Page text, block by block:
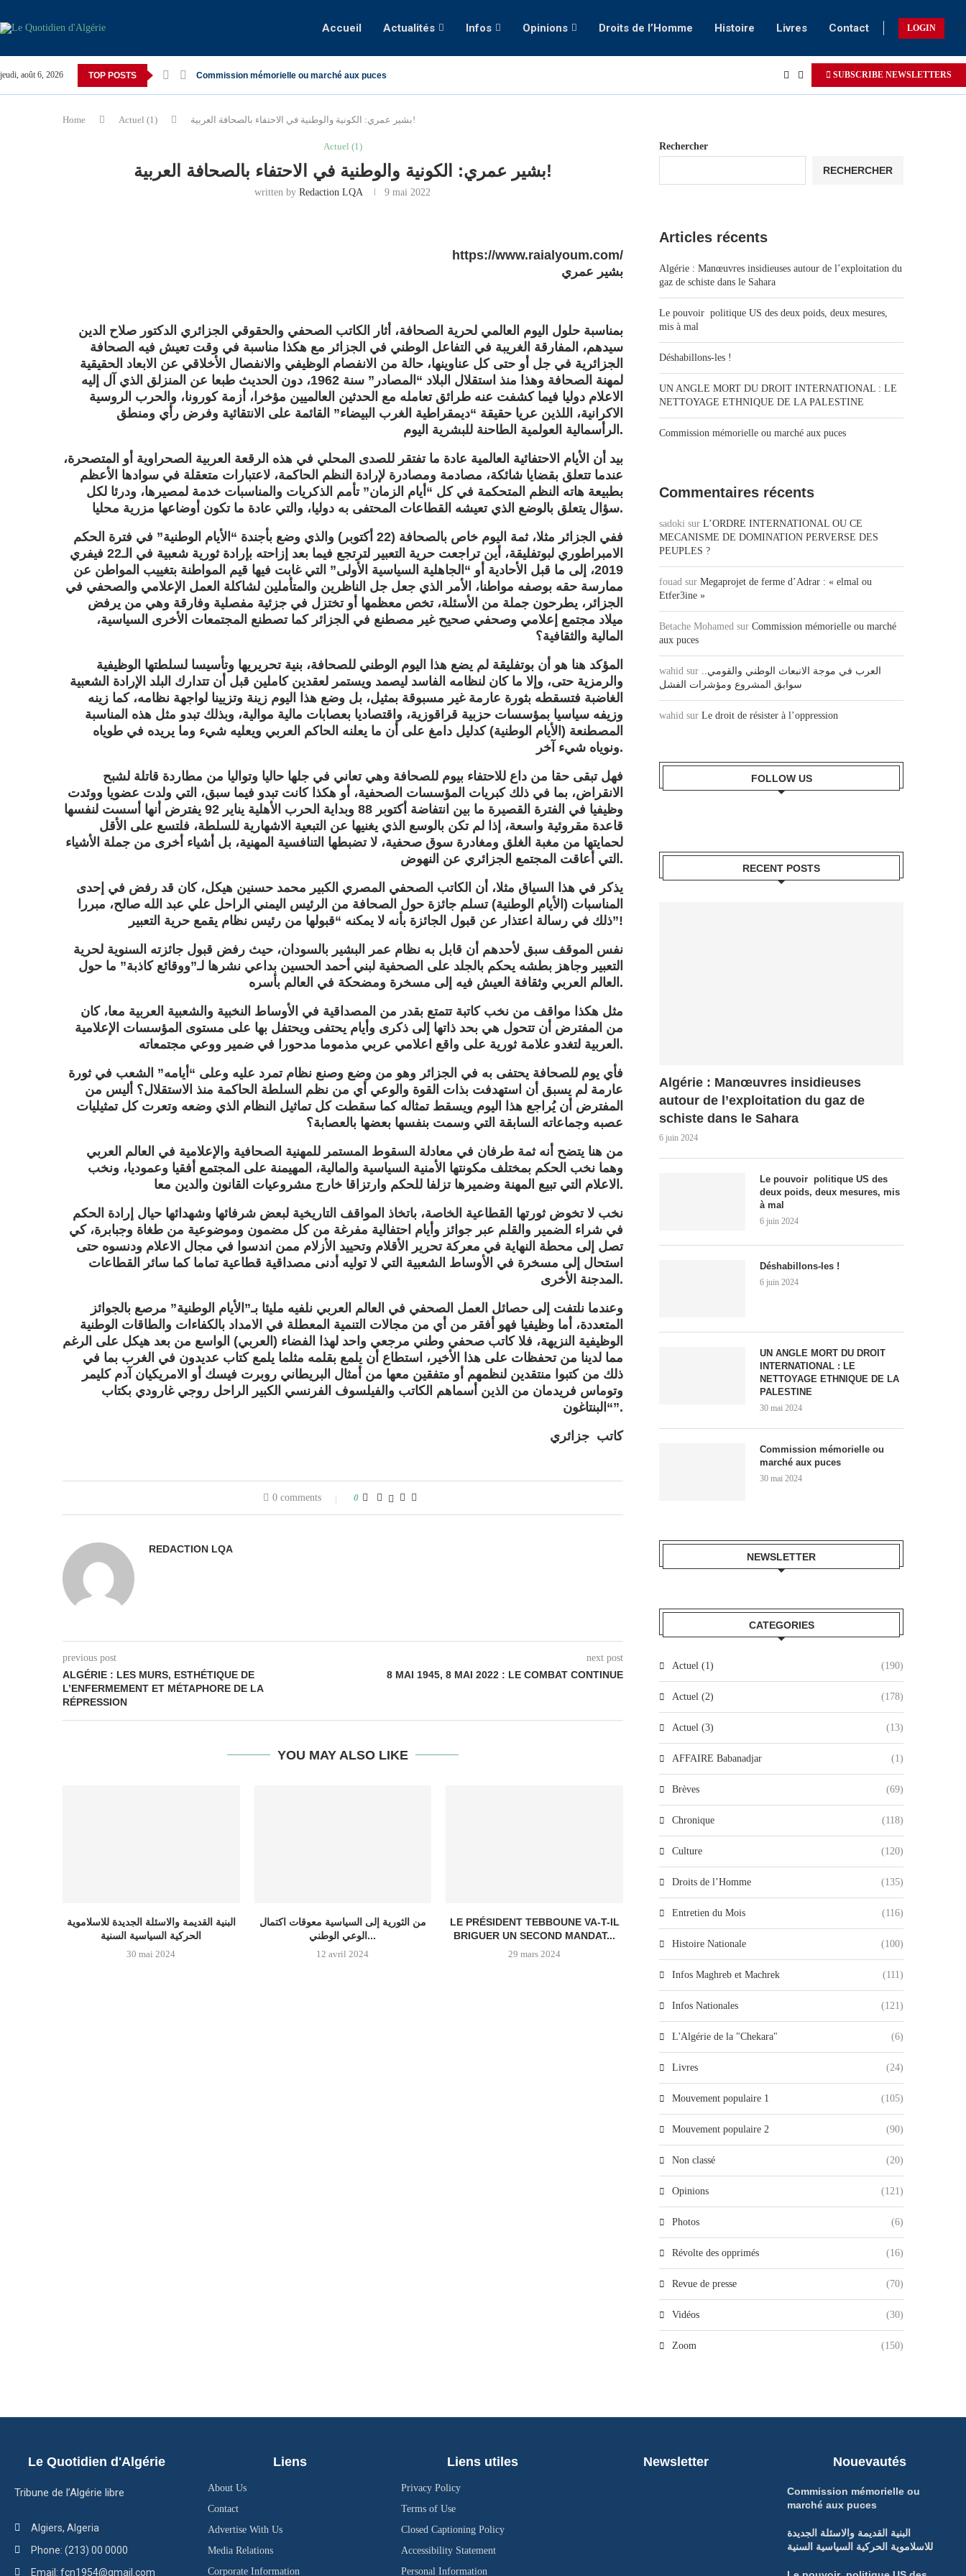
Accueil Actualités Infos Opinions Droits de l’Homme Histoire Livres Contact LOGIN
jeudi, août 6, 2026 TOP POSTS Commission mémorielle ou marché aux puces SUBSCRIBE NEWSLETTERS
Home Actuel (1) بشير عمري: الكونية والوطنية في الاحتفاء بالصحافة العربية!
Actuel (1)
بشير عمري: الكونية والوطنية في الاحتفاء بالصحافة العربية!
written byRedaction LQA 9 mai 2022
https://www.raialyoum.com/
بشير عمري
بمناسبة حلول اليوم العالمي لحرية الصحافة، أثار الكاتب الصحفي والحقوقي الجزائري الدكتور صلاح الدين
سيدهم، المفارقة الغريبة في التفاعل الوطني في الجزائر مع هكذا مناسبة في وقت تعيش فيه الصحافة
الجزائرية في جل أو حتى كل عناوينها، حالة من الانفصام الوظيفي والانفصال الأخلاقي عن الابعاد الحقيقية
لمهنة الصحافة وهذا منذ استقلال البلاد “المصادر” سنة 1962، دون الحديث طبعا عن المنزلق الذي آل إليه
الاعلام دوليا فيما كشفت عنه طرائق تعامله مع الحدثين العالميين مؤخرا، أزمة كورونا، والحرب الروسية
الاكرانية، اللذين عريا حقيقة “ديمقراطية الغرب البيضاء” القائمة على الانتقائية وفرض رأي ومنطق
الرأسمالية العولمية الطاحنة للبشرية اليوم.
بيد أن الأيام الاحتفائية العالمية عادة ما تفتقر للصدى المحلي في هذه الرقعة العربية الصحراوية أو المتصحرة،
عندما تتعلق بقضايا شائكة، مصادمة ومصادرة لإرادة النظم الحاكمة، لاعتبارات متعقلة في سوادها الأعظم
بطبيعة هاته النظم المتحكمة في كل “أيام الزمان” تأمم الذكريات والمناسبات خدمة لمصيرها، ودرئا لكل
سؤال يتعلق بالوضع الذي تعيشه القطاعات المحتفى به دوليا، والتي عادة ما تكون أوضاعها مزرية محليا.
ففي الجزائر مثلا، ثمة اليوم خاص بالصحافة (22 أكتوبر) والذي وضع بأجندة “الأيام الوطنية” في فترة الحكم
الامبراطوري لبوتفليقة، أين تراجعت حرية التعبير لترتجع فيما بعد إزاحته بإرادة ثورية شعبية في الـ22 فيفري
2019، إلى ما قبل الأحادية أو “الجاهلية السياسية الأولى” التي غابت فيها قيم المواطنة بتغييب المواطن عن
ممارسة حقه بوصفه مواطنا، الأمر الذي جعل جل الناظرين والمتأملين لشاكلة العمل الإعلامي والصحفي في
الجزائر، يطرحون جملة من الأسئلة، تخص معظمها أو تختزل في جزئية مفصلية وفارقة وهي من يرفض
ميلاد مجتمع إعلامي وصحفي صحيح غير مصطنع في الجزائر كما تصطنع المجتمعات الأخرى السياسية،
المالية والثقافية؟
المؤكد هنا هو أن بوتفليقة لم يضع هذا اليوم الوطني للصحافة، بنية تحريريها وتأسيسا لسلطتها الوظيفية
والرمزية حتى، وإلا ما كان لنظامه الفاسد ليصمد ويستمر لعقدين كاملين قبل أن تتدارك البلد الإرادة الشعبية
الغاضبة فتسقطه بثورة عارمة غير مسبوقة بمثيل، بل وضع هذا اليوم زينة وتزيينا لواجهة نظامه، كما زينه
وزيفه سياسيا بمؤسسات حزبية قراقوزية، واقتصاديا بعصابات مالية موالية، وبذلك تبدو مثل هذه المناسبة
المصطنعة (الأيام الوطنية) كدليل دامغ على أن ما يعلنه الحاكم العربي ويعليه شيء وما يريده في طوياه
ونوياه شيء آخر.
فهل تبقى حقا من داع للاحتفاء بيوم للصحافة وهي تعاني في جلها حاليا وتواليا من مطاردة قاتلة لشبح
الانقراض، بما في ذلك كبريات المؤسسات الصحفية، أو هكذا كانت تبدو فيما سبق، التي ولدت عضويا ووئدت
وظيفيا في الفترة القصيرة ما بين انتفاضة أكتوبر 88 وبداية الحرب الأهلية يناير 92 يفترض أنها أسست لنفسها
قاعدة مقروئية واسعة، إذا لم تكن بالوسع الذي يغنيها عن التبعية الاشهارية للسلطة، فلتسع على الأقل
لحمايتها من مغبة الغلق ومغادرة سوق صحفية، لا تضبطها التنافسية المهنية، بل أشياء أخرى من جملة الأشياء
التي أعاقت المجتمع الجزائري عن النهوض.
يذكر في هذا السياق مثلا، أن الكاتب الصحفي المصري الكبير محمد حسنين هيكل، كان قد رفض في إحدى
المناسبات (الأيام الوطنية) تسلم جائزة حول الصحافة من الرئيس اليمني الراحل علي عبد الله صالح، مبررا
ذلك في رسالة اعتذار عن قبول الجائزة بأنه لا يمكنه “قبولها من رئيس نظام يقمع حرية التعبير”!
نفس الموقف سبق لأحدهم أن قابل به نظام عمر البشير بالسودان، حيث رفض قبول جائزته السنوية لحرية
التعبير وجاهز بطشه يحكم بالجلد على الصحفية لبني أحمد الحسين بداعي نشرها لـ”ووقائع كاذبة” ما حول
العالم العربي وثقافة العيش فيه إلى مسخرة ومضحكة في العالم بأسره.
مثل هكذا مواقف من نخب كاتبة تتمتع بقدر من المصداقية في الأوساط النخبية والشعبية العربية معا، كان
من المفترض أن تتحول هي بحد ذاتها إلى ذكرى وأيام يحتفى ويحتفل بها على مستوى المؤسسات الإعلامية
العربية لتغدو علامة ثورية على واقع اعلامي عربي مذموما مدحورا في ضمير ووعي مجتمعاته.
فأي يوم للصحافة يحتفى به في الجزائر وهو من وضع وصنع نظام تمرد عليه وعلى “أيامه” الشعب في ثورة
عارمة لم يسبق أن استهدفت بذات القوة والوعي أي من نظم السلطة الحاكمة منذ الاستقلال؟ أليس من
المفترض أن يُراجع هذا اليوم ويسقط تمثاله كما سقطت كل تماثيل النظام الذي وضعه وتعرت كل تمثيليات
عصبه وجماعاته السابقة التي وسمت بنفسها بعضها بالعصابة؟
من هنا يتضح أنه ثمة طرفان في معادلة السقوط المستمر للمهنية الصحافية والإعلامية في العالم العربي
وهما نخب الحكم بمختلف مكونتها الأمنية السياسية والمالية، المهيمنة على المجتمع أفقيا وعموديا، ونخب
الاعلام التي تبيع المهنة وضميرها تزلفا للحكم وارتزاقا خارج مشروعيات القانون والدين معا.
نخب لا تخوض ثورتها القطاعية الخاصة، باتخاذ المواقف التاريخية لبعض شرفائها وشهدائها حيال إرادة الحكم
في شراء الضمير والقلم عبر جوائز وأيام احتفالية مفرغة من كل مضمون وموضوعية من طغاة وجبابرة، كي
تصل إلى محطة النهاية في معركة تحرير الأقلام وتحييد الأزلام ممن اندسوا في مجال الاعلام ودنسوه حتى
استحال إلى مسخرة في الأوساط الشعبية التي لا توليه أدنى مصداقية قطاعية تماما كما سائر القطاعات
المدجنة الأخرى.
وعندما نلتفت إلى حصائل العمل الصحفي في العالم العربي نلفيه مليئا بـ”الأيام الوطنية” مرصع بالجوائز
المتعددة، أما وظيفيا فهو أفقر من أي من مجالات التنمية المعطلة في الامداد بالكفاءات والطاقات الوطنية
الوظيفية النزيهة، فلا كاتب صحفي وطني مرجعي واحد لهذا الفضاء (العربي) الواسع من بعد هيكل على الرغم
مما لدينا من تحفظات على هذا الأخير، استطاع أن يلمع بقلمه مثلما يلمع كتاب عديدون في الغرب بما في
ذلك من كتبوا منتقدين لنظمهم أو متفقين معها من أمثال البريطاني روبرت فيسك أو الامريكيان آدم كليمر
وتوماس فريدمان من الذين أسماهم الكاتب والفيلسوف الفرنسي الكبير الراحل روجي غارودي بكتاب
“البنتاغون”.
كاتب جزائري
0 comments 0
REDACTION LQA
previous post
ALGÉRIE : LES MURS, ESTHÉTIQUE DE
L’ENFERMEMENT ET MÉTAPHORE DE LA
RÉPRESSION
next post
8 MAI 1945, 8 MAI 2022 : LE COMBAT CONTINUE
YOU MAY ALSO LIKE
البنية القديمة والاسئلة الجديدة للاسلاموية
الحركية السياسية السنية
30 mai 2024
من الثورية إلى السياسية معوقات اكتمال
الوعي الوطني...
12 avril 2024
LE PRÉSIDENT TEBBOUNE VA-T-IL
BRIGUER UN SECOND MANDAT...
29 mars 2024
Rechercher
RECHERCHER
Articles récents
Algérie : Manœuvres insidieuses autour de l’exploitation du
gaz de schiste dans le Sahara
Le pouvoir politique US des deux poids, deux mesures,
mis à mal
Déshabillons-les !
UN ANGLE MORT DU DROIT INTERNATIONAL : LE
NETTOYAGE ETHNIQUE DE LA PALESTINE
Commission mémorielle ou marché aux puces
Commentaires récents
sadoki sur L’ORDRE INTERNATIONAL OU CE
MECANISME DE DOMINATION PERVERSE DES
PEUPLES ?
fouad sur Megaprojet de ferme d’Adrar : « elmal ou
Etfer3ine »
Betache Mohamed sur Commission mémorielle ou marché
aux puces
wahid sur العرب في موجة الانبعاث الوطني والقومي..
سوابق المشروع ومؤشرات الفشل
wahid sur Le droit de résister à l’oppression
FOLLOW US
RECENT POSTS
Algérie : Manœuvres insidieuses
autour de l’exploitation du gaz de
schiste dans le Sahara
6 juin 2024
Le pouvoir politique US des
deux poids, deux mesures, mis
à mal
6 juin 2024
Déshabillons-les !
6 juin 2024
UN ANGLE MORT DU DROIT
INTERNATIONAL : LE
NETTOYAGE ETHNIQUE DE LA
PALESTINE
30 mai 2024
Commission mémorielle ou
marché aux puces
30 mai 2024
NEWSLETTER
CATEGORIES
Actuel (1) (190)
Actuel (2) (178)
Actuel (3) (13)
AFFAIRE Babanadjar (1)
Brèves (69)
Chronique (118)
Culture (120)
Droits de l’Homme (135)
Entretien du Mois (116)
Histoire Nationale (100)
Infos Maghreb et Machrek (111)
Infos Nationales (121)
L'Algérie de la "Chekara" (6)
Livres (24)
Mouvement populaire 1 (105)
Mouvement populaire 2 (90)
Non classé (20)
Opinions (121)
Photos (6)
Révolte des opprimés (16)
Revue de presse (70)
Vidéos (30)
Zoom (150)
Le Quotidien d'Algérie
Tribune de l’Algérie libre
Algiers, Algeria
Phone: (213) 00 0000
Email: fcn1954@gmail.com
Liens
About Us
Contact
Advertise With Us
Media Relations
Corporate Information
Liens utiles
Privacy Policy
Terms of Use
Closed Captioning Policy
Accessibility Statement
Personal Information
Newsletter Nouevautés
Commission mémorielle ou
marché aux puces
البنية القديمة والاسئلة الجديدة
للاسلاموية الحركية السياسية السنية